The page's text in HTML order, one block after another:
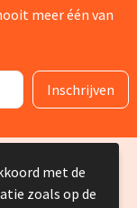
meer één van
2025
met de
zoals op de